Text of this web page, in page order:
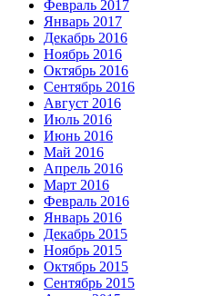
Февраль 2017
Январь 2017
Декабрь 2016
Ноябрь 2016
Октябрь 2016
Сентябрь 2016
Август 2016
Июль 2016
Июнь 2016
Май 2016
Апрель 2016
Март 2016
Февраль 2016
Январь 2016
Декабрь 2015
Ноябрь 2015
Октябрь 2015
Сентябрь 2015